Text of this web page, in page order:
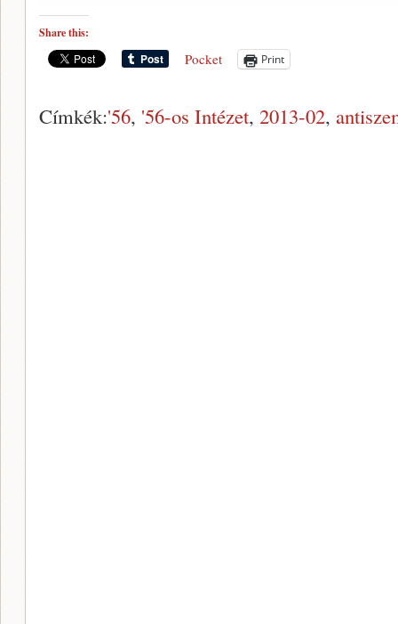
Share this:
Pocket Print
Címkék:'56, '56-os Intézet, 2013-02,